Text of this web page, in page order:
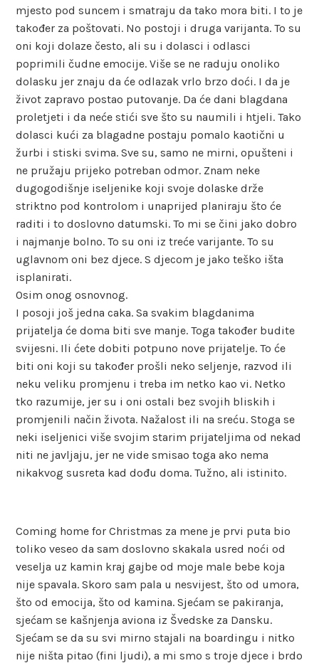
mjesto pod suncem i smatraju da tako mora biti. I to je
također za poštovati. No postoji i druga varijanta. To su
oni koji dolaze često, ali su i dolasci i odlasci
poprimili čudne emocije. Više se ne raduju onoliko
dolasku jer znaju da će odlazak vrlo brzo doći. I da je
život zapravo postao putovanje. Da će dani blagdana
proletjeti i da neće stići sve što su naumili i htjeli. Tako
dolasci kući za blagadne postaju pomalo kaotični u
žurbi i stiski svima. Sve su, samo ne mirni, opušteni i
ne pružaju prijeko potreban odmor. Znam neke
dugogodišnje iseljenike koji svoje dolaske drže
striktno pod kontrolom i unaprijed planiraju što će
raditi i to doslovno datumski. To mi se čini jako dobro
i najmanje bolno. To su oni iz treće varijante. To su
uglavnom oni bez djece. S djecom je jako teško išta
isplanirati.
Osim onog osnovnog.
I posoji još jedna caka. Sa svakim blagdanima
prijatelja će doma biti sve manje. Toga također budite
svijesni. Ili ćete dobiti potpuno nove prijatelje. To će
biti oni koji su također prošli neko seljenje, razvod ili
neku veliku promjenu i treba im netko kao vi. Netko
tko razumije, jer su i oni ostali bez svojih bliskih i
promjenili način života. Nažalost ili na sreću. Stoga se
neki iseljenici više svojim starim prijateljima od nekad
niti ne javljaju, jer ne vide smisao toga ako nema
nikakvog susreta kad dođu doma. Tužno, ali istinito.
Coming home for Christmas za mene je prvi puta bio
toliko veseo da sam doslovno skakala usred noći od
veselja uz kamin kraj gajbe od moje male bebe koja
nije spavala. Skoro sam pala u nesvijest, što od umora,
što od emocija, što od kamina. Sjećam se pakiranja,
sjećam se kašnjenja aviona iz Švedske za Dansku.
Sjećam se da su svi mirno stajali na boardingu i nitko
nije ništa pitao (fini ljudi), a mi smo s troje djece i brdo